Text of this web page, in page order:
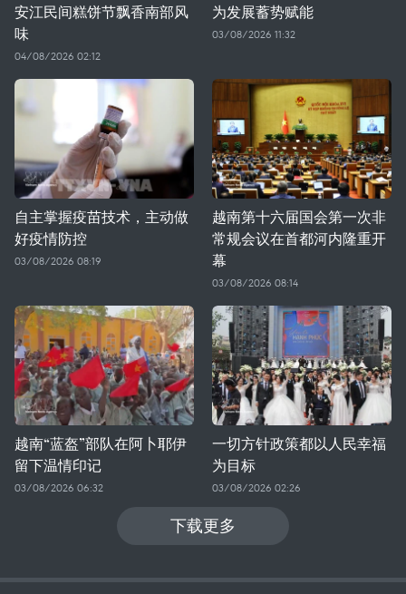
安江民间糕饼节飘香南部风
味
04/08/2026 02:12
为发展蓄势赋能
03/08/2026 11:32
自主掌握疫苗技术，主动做
好疫情防控
03/08/2026 08:19
越南第十六届国会第一次非
常规会议在首都河内隆重开
幕
03/08/2026 08:14
越南“蓝盔”部队在阿卜耶伊
留下温情印记
03/08/2026 06:32
一切方针政策都以人民幸福
为目标
03/08/2026 02:26
下载更多